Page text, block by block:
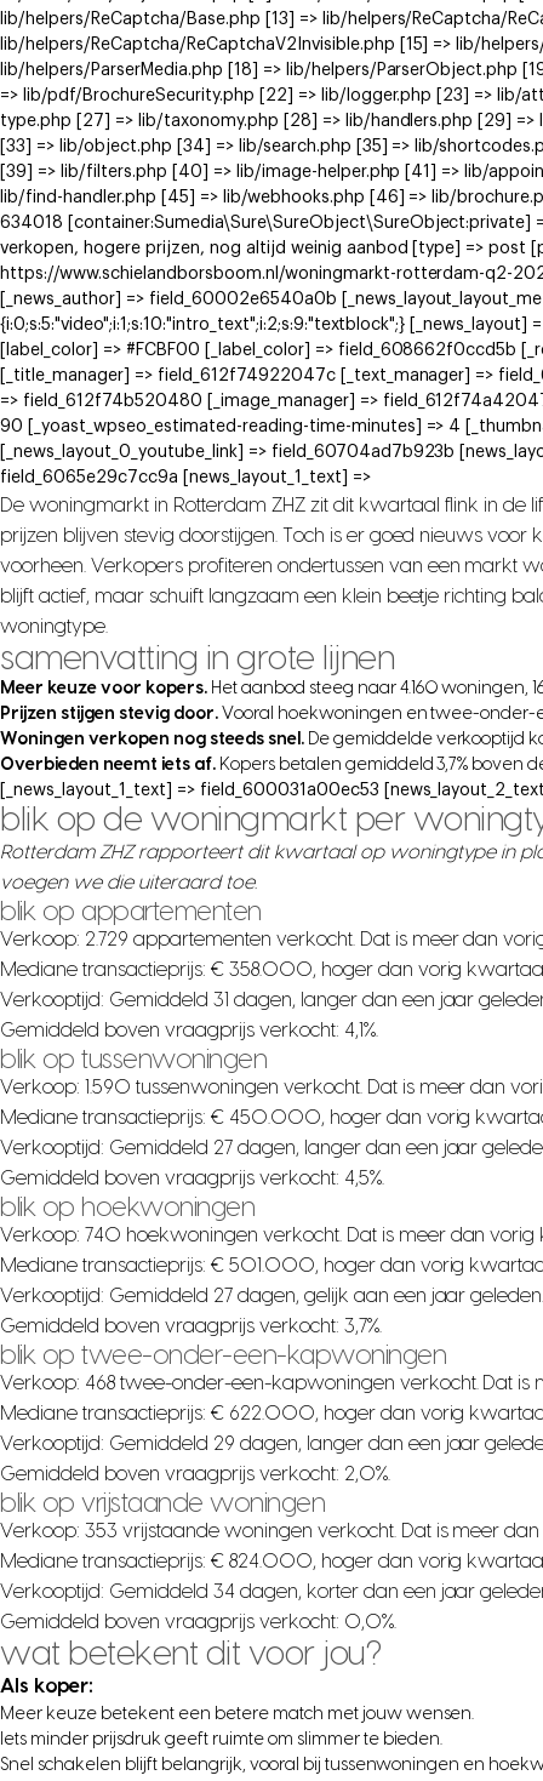
lib/helpers/ReCaptcha/Base.php [13] => lib/helpers/ReCaptcha/
lib/helpers/ReCaptcha/ReCaptchaV2Invisible.php [15] => lib/
lib/helpers/ParserMedia.php [18] => lib/helpers/ParserObject.php
=> lib/pdf/BrochureSecurity.php [22] => lib/logger.php [23] => lib/
type.php [27] => lib/taxonomy.php [28] => lib/handlers.php [29]
[33] => lib/object.php [34] => lib/search.php [35] => lib/
[39] => lib/filters.php [40] => lib/image-helper.php [41] => lib/
lib/find-handler.php [45] => lib/webhooks.php [46] => lib/
634018
verkopen, hogere prijzen, nog altijd weinig aanbod [type] => post
https://www.schielandborsboom.nl/woningmarkt-rotterdam-q2-
[_news_author] => field_60002e6540a0b
{i:0;s:5:"video";i:1;s:10:"intro_text";i:2;s:9:"textblock";}
[label_color] => #FCBF00 [_label_color] => field_608662f0ccd5b
[_title_manager] => field_612f74922047c [_text_manager] =>
=> field_612f74b520480 [_image_manager] =>
90 [_yoast_wpseo_estimated-reading-time-minutes] => 4
[_news_layout_0_youtube_link] => field_60704ad7b923b
field_6065e29c7cc9a [news_layout_1_text] =>
De woningmarkt in Rotterdam ZHZ zit dit kwartaal flink in de
prijzen blijven stevig doorstijgen. Toch is er goed nieuws
voorheen. Verkopers profiteren ondertussen van een markt
blijft actief, maar schuift langzaam een klein beetje richting
woningtype.
samenvatting in grote lijnen
Meer keuze voor kopers.Het aanbod steeg naar 4.160 woningen,
Prijzen stijgen stevig door.Vooral hoekwoningen en twee-onder-
Woningen verkopen nog steeds snel.De gemiddelde verkooptijd
Overbieden neemt iets af.Kopers betalen gemiddeld 3,7% boven
[_news_layout_1_text] => field_600031a00ec53
blik op de woningmarkt per
Rotterdam ZHZ rapporteert dit kwartaal op woningtype in
voegen we die uiteraard toe.
blik op appartementen
Verkoop: 2.729 appartementen verkocht. Dat is meer dan
Mediane transactieprijs: € 358.000, hoger dan vorig
Verkooptijd: Gemiddeld 31 dagen, langer dan een jaar
Gemiddeld boven vraagprijs verkocht: 4,1%.
blik op tussenwoningen
Verkoop: 1.590 tussenwoningen verkocht. Dat is meer dan
Mediane transactieprijs: € 450.000, hoger dan vorig
Verkooptijd: Gemiddeld 27 dagen, langer dan een jaar
Gemiddeld boven vraagprijs verkocht: 4,5%.
blik op hoekwoningen
Verkoop: 740 hoekwoningen verkocht. Dat is meer dan
Mediane transactieprijs: € 501.000, hoger dan vorig
Verkooptijd: Gemiddeld 27 dagen, gelijk aan een jaar
Gemiddeld boven vraagprijs verkocht: 3,7%.
blik op twee-onder-een-kapwoningen
Verkoop: 468 twee-onder-een-kapwoningen verkocht. Dat
Mediane transactieprijs: € 622.000, hoger dan vorig
Verkooptijd: Gemiddeld 29 dagen, langer dan een jaar
Gemiddeld boven vraagprijs verkocht: 2,0%.
blik op vrijstaande woningen
Verkoop: 353 vrijstaande woningen verkocht. Dat is meer
Mediane transactieprijs: € 824.000, hoger dan vorig
Verkooptijd: Gemiddeld 34 dagen, korter dan een jaar
Gemiddeld boven vraagprijs verkocht: 0,0%.
wat betekent dit voor jou?
Als koper:
Meer keuze betekent een betere match met jouw wensen.
Iets minder prijsdruk geeft ruimte om slimmer te bieden.
Snel schakelen blijft belangrijk, vooral bij tussenwoningen en